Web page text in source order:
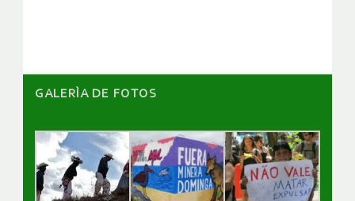
GALERÌA DE FOTOS